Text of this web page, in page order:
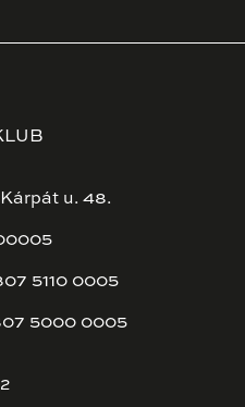
u. 48.
5110 0005
5000 0005